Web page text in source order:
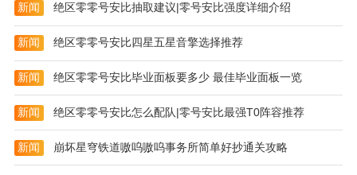
新闻 绝区零零号安比抽取建议|零号安比强度详细介绍
新闻 绝区零零号安比四星五星音擎选择推荐
新闻 绝区零零号安比毕业面板要多少 最佳毕业面板一览
新闻 绝区零零号安比怎么配队|零号安比最强T0阵容推荐
新闻 崩坏星穹铁道嗷呜嗷呜事务所简单好抄通关攻略